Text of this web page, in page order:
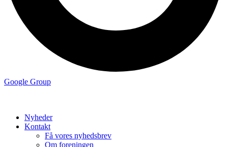
Google Group
Nyheder
Kontakt
Få vores nyhedsbrev
Om foreningen